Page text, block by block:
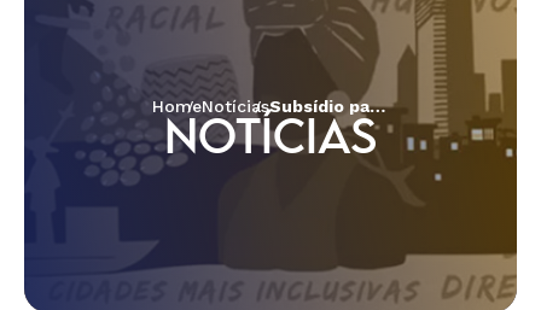
HomeNotícias Subsídio para o Grito dos Excluídos(as) já está disponível
NOTÍCIAS